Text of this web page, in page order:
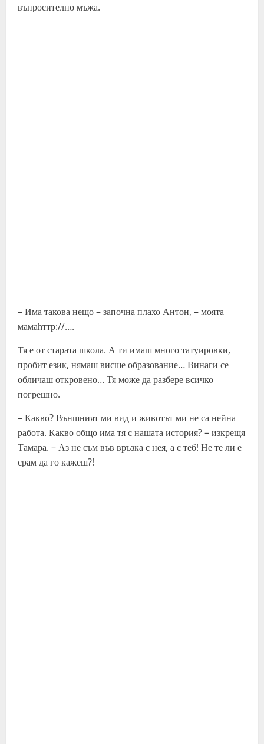
въпросително мъжа.
– Има такова нещо – започна плахо Антон, – моята
мамаһттр://….
Тя е от старата школа. А ти имаш много татуировки,
пробит език, нямаш висше образование… Винаги се
обличаш откровено… Тя може да разбере всичко
погрешно.
– Какво? Външният ми вид и животът ми не са нейна
работа. Какво общо има тя с нашата история? – изкрещя
Тамара. – Аз не съм във връзка с нея, а с теб! Не те ли е
срам да го кажеш?!